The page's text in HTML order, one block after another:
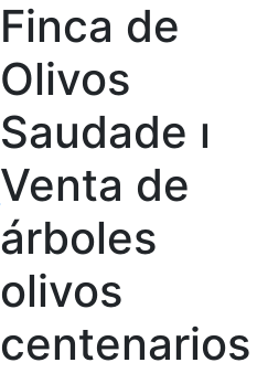
Finca de
Olivos
Saudade ı
Venta de
árboles
olivos
centenarios